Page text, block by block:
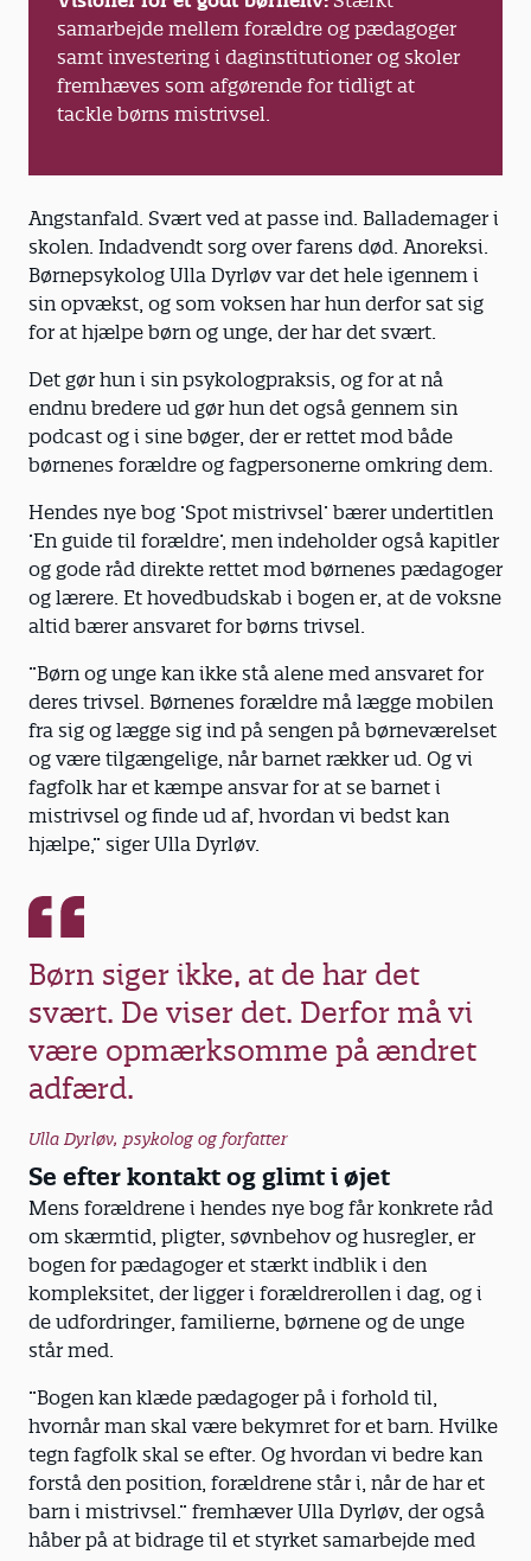
samarbejde mellem forældre og pædagoger
samt investering i daginstitutioner og skoler
fremhæves som afgørende for tidligt at
tackle børns mistrivsel.
Angstanfald. Svært ved at passe ind. Ballademager i
skolen. Indadvendt sorg over farens død. Anoreksi.
Børnepsykolog Ulla Dyrløv var det hele igennem i
sin opvækst, og som voksen har hun derfor sat sig
for at hjælpe børn og unge, der har det svært.
Det gør hun i sin psykologpraksis, og for at nå
endnu bredere ud gør hun det også gennem sin
podcast og i sine bøger, der er rettet mod både
børnenes forældre og fagpersonerne omkring dem.
Hendes nye bog ’Spot mistrivsel’ bærer undertitlen
’En guide til forældre’, men indeholder også kapitler
og gode råd direkte rettet mod børnenes pædagoger
og lærere. Et hovedbudskab i bogen er, at de voksne
altid bærer ansvaret for børns trivsel.
”Børn og unge kan ikke stå alene med ansvaret for
deres trivsel. Børnenes forældre må lægge mobilen
fra sig og lægge sig ind på sengen på børneværelset
og være tilgængelige, når barnet rækker ud. Og vi
fagfolk har et kæmpe ansvar for at se barnet i
mistrivsel og finde ud af, hvordan vi bedst kan
hjælpe,” siger Ulla Dyrløv.
Børn siger ikke, at de har det
svært. De viser det. Derfor må vi
være opmærksomme på ændret
adfærd.
Ulla Dyrløv, psykolog og forfatter
Se efter kontakt og glimt i øjet
Mens forældrene i hendes nye bog får konkrete råd
om skærmtid, pligter, søvnbehov og husregler, er
bogen for pædagoger et stærkt indblik i den
kompleksitet, der ligger i forældrerollen i dag, og i
de udfordringer, familierne, børnene og de unge
står med.
”Bogen kan klæde pædagoger på i forhold til,
hvornår man skal være bekymret for et barn. Hvilke
tegn fagfolk skal se efter. Og hvordan vi bedre kan
forstå den position, forældrene står i, når de har et
barn i mistrivsel.” fremhæver Ulla Dyrløv, der også
håber på at bidrage til et styrket samarbejde med